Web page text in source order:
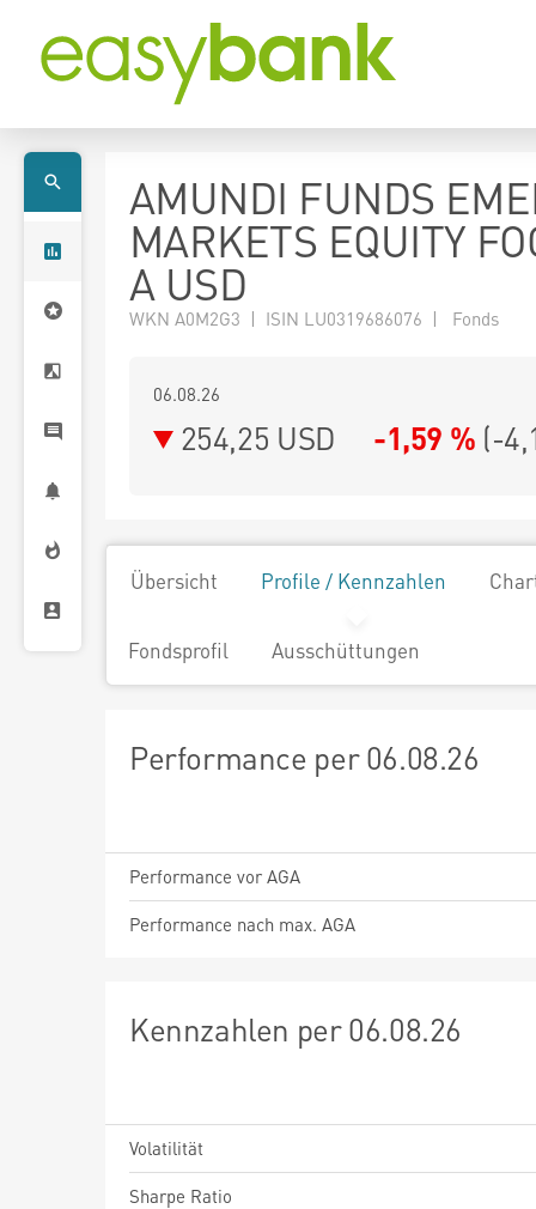
AMUNDI FUNDS
MARKETS EQUITY
A USD
WKN A0M2G3 | ISIN LU0319686076 | Fonds
06.08.26
254,25 USD -1,59 % (-
Übersicht Profile / Kennzahlen
Fondsprofil Ausschüttungen
Performance per 06.08.26
Performance vor AGA
Performance nach max. AGA
Kennzahlen per 06.08.26
Volatilität
Sharpe Ratio